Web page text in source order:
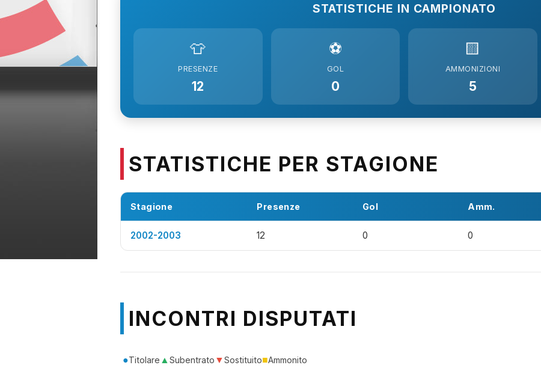
STATISTICHE IN CAMPIONATO
👕
PRESENZE
12
⚽
GOL
0
🟨
AMMONIZIONI
5
STATISTICHE PER STAGIONE
Stagione Presenze Gol Amm.
2002-2003 12 0 0
INCONTRI DISPUTATI
●Titolare ▲Subentrato ▼Sostituito■Ammonito